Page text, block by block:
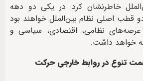
خاطرنشان کرد: در یکی دو دهه
قطب اصلی نظام بین‌الملل خواهند بود
نظامی، اقتصادی، سیاسی و
خواهد داشت.
تنوع در روابط خارجی حرکت